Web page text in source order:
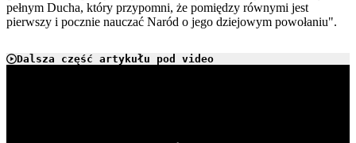
pełnym Ducha, który przypomni, że pomiędzy równymi jest
pierwszy i pocznie nauczać Naród o jego dziejowym powołaniu".
Dalsza część artykułu pod video